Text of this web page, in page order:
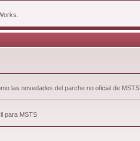
las novedades del parche no oficial de MSTS
para MSTS